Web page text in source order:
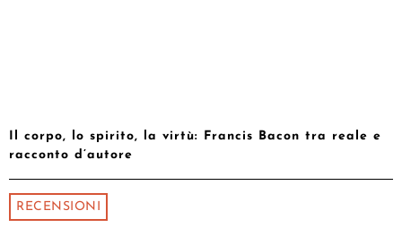
Il corpo, lo spirito, la virtù: Francis Bacon tra reale e
racconto d’autore
RECENSIONI